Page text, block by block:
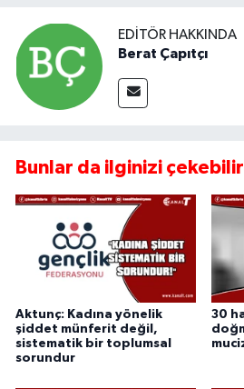
EDITÖR HAKKINDA
Berat Çapıtçı
Bunlar da ilginizi çekebilir
Aktunç: Kadına yönelik
şiddet münferit değil,
sistematik bir toplumsal
sorundur
30